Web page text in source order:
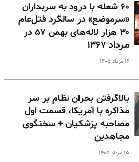
۶۰ شعله با درود به سربداران
«سرموضع» در سالگرد قتل‌عام
۳۰ هزار لاله‌های بهمن ۵۷ در
مـرداد ۱۳۶۷
۱۶ مرداد ۱۴۰۵
بالا‌گرفتن بحران نظام بر سر
مذاکره با آمریکا، قسمت اول
مصاحبه پزشکیان + سخنگوی
مجاهدین
۱۵ مرداد ۱۴۰۵